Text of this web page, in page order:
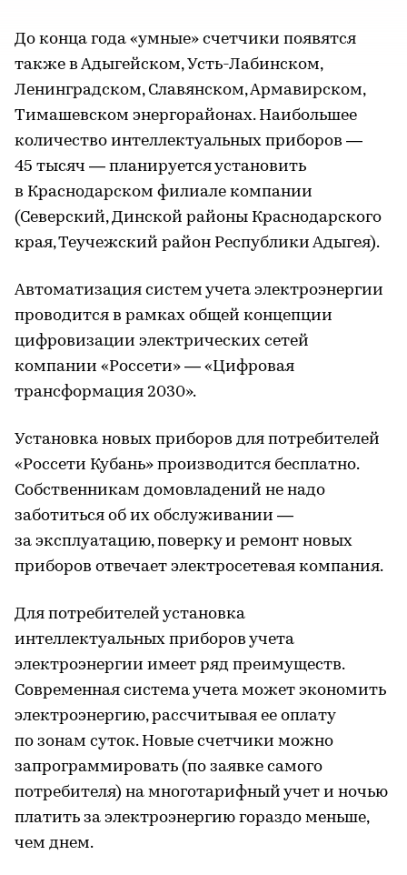
До конца года «умные» счетчики появятся
также в Адыгейском, Усть-Лабинском,
Ленинградском, Славянском, Армавирском,
Тимашевском энергорайонах. Наибольшее
количество интеллектуальных приборов —
45 тысяч — планируется установить
в Краснодарском филиале компании
(Северский, Динской районы Краснодарского
края, Теучежский район Республики Адыгея).
Автоматизация систем учета электроэнергии
проводится в рамках общей концепции
цифровизации электрических сетей
компании «Россети» — «Цифровая
трансформация 2030».
Установка новых приборов для потребителей
«Россети Кубань» производится бесплатно.
Собственникам домовладений не надо
заботиться об их обслуживании —
за эксплуатацию, поверку и ремонт новых
приборов отвечает электросетевая компания.
Для потребителей установка
интеллектуальных приборов учета
электроэнергии имеет ряд преимуществ.
Современная система учета может экономить
электроэнергию, рассчитывая ее оплату
по зонам суток. Новые счетчики можно
запрограммировать (по заявке самого
потребителя) на многотарифный учет и ночью
платить за электроэнергию гораздо меньше,
чем днем.